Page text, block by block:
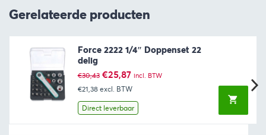
Gerelateerde producten
Force 2222 1/4″ Doppenset 22
delig
€30,43 Oorspronkelijke
prijs
was:
€30,43.
€25,87Huidige
prijs
is:
€25,87.
incl. BTW
€21,38 excl. BTW
Direct leverbaar